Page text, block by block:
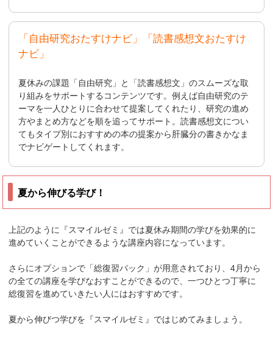
「自由研究おたすけナビ」「読書感想文おたすけ
ナビ」
夏休みの課題「自由研究」と「読書感想文」のスムーズな取
り組みをサポートするコンテンツです。例えば自由研究のテ
ーマを一人ひとりに合わせて提案してくれたり、研究の進め
方やまとめ方などを順を追ってサポート。読書感想文につい
てもタイプ別におすすめの本の提案から肝臓分の書きかなま
でナビゲートしてくれます。
夏から伸びる学び！
上記のように『スマイルゼミ』では夏休み期間の学びを効果的に
進めていくことができるような講座内容になっています。
さらにオプションで「総復習パック」が用意されており、4月から
の全ての講座を学びなおすことができるので、一つひとつ丁寧に
総復習を進めていきたい人にはおすすめです。
夏から伸びつ学びを『スマイルゼミ』ではじめてみましょう。